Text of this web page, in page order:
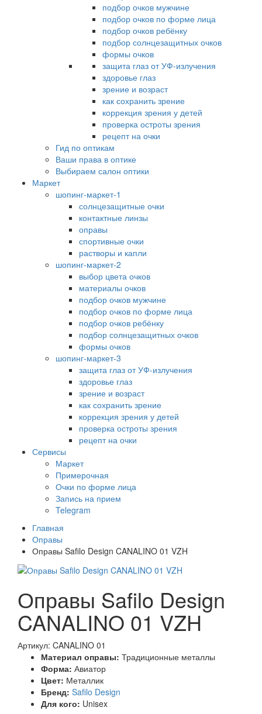
подбор очков мужчине
подбор очков по форме лица
подбор очков ребёнку
подбор солнцезащитных очков
формы очков
защита глаз от УФ-излучения
здоровье глаз
зрение и возраст
как сохранить зрение
коррекция зрения у детей
проверка остроты зрения
рецепт на очки
Гид по оптикам
Ваши права в оптике
Выбираем салон оптики
Маркет
шопинг-маркет-1
солнцезащитные очки
контактные линзы
оправы
спортивные очки
растворы и капли
шопинг-маркет-2
выбор цвета очков
материалы очков
подбор очков мужчине
подбор очков по форме лица
подбор очков ребёнку
подбор солнцезащитных очков
формы очков
шопинг-маркет-3
защита глаз от УФ-излучения
здоровье глаз
зрение и возраст
как сохранить зрение
коррекция зрения у детей
проверка остроты зрения
рецепт на очки
Сервисы
Маркет
Примерочная
Очки по форме лица
Запись на прием
Telegram
Главная
Оправы
Оправы Safilo Design CANALINO 01 VZH
Оправы Safilo Design
CANALINO 01 VZH
Артикул: CANALINO 01
Материал оправы: Традиционные металлы
Форма: Авиатор
Цвет: Металлик
Бренд: Safilo Design
Для кого: Unisex